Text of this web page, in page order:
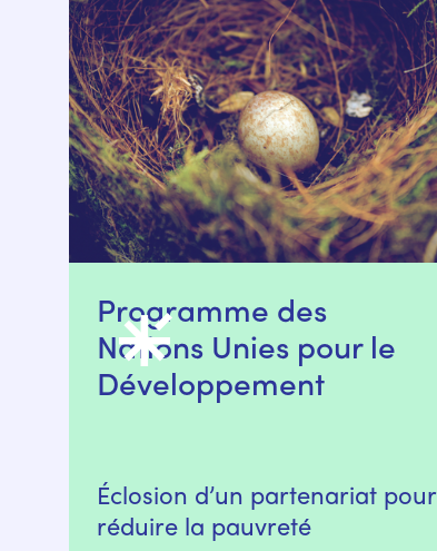
Programme des
Nations Unies pour le
Développement
Éclosion d’un partenariat pour
réduire la pauvreté